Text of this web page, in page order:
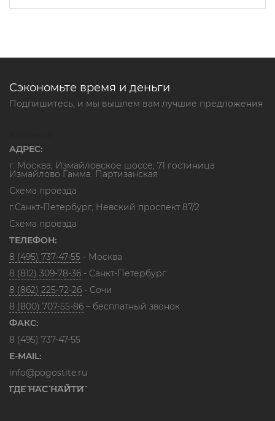
Сэкономьте время и деньги
Подпишитесь, и мы вышлем вам лучшие предложения
АДРЕС:
г. Москва, Измайловское шоссе, 71 гостиница
Измайлово Гамма. Партизанская
Схема проезда
г.Санкт-Петербург, Невский проспект 87/2
Схема проезда
ТЕЛЕФОН:
8 (495) 737-47-55 - Москва
8 (812) 309-78-36 - Санкт-Петербург
8 (862) 225-72-26 - Сочи
8 (800) 707-55-86 – бесплатный звонок
ФАКС:
8 (495) 737-47-55
E-MAIL:
info@pogostite.ru
ГДЕ НАС НАЙТИ